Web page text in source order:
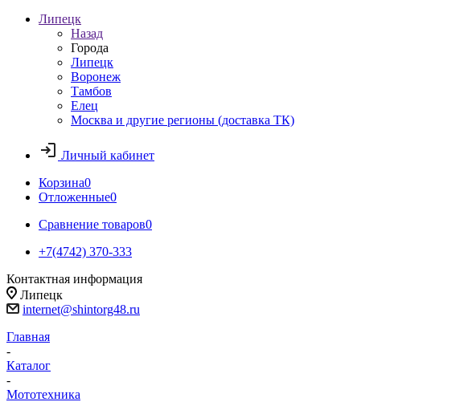
Липецк
Назад
Города
Липецк
Воронеж
Тамбов
Елец
Москва и другие регионы (доставка ТК)
Личный кабинет
Корзина0
Отложенные0
Сравнение товаров0
+7(4742) 370-333
Контактная информация
Липецк
internet@shintorg48.ru
Главная
-
Каталог
-
Мототехника